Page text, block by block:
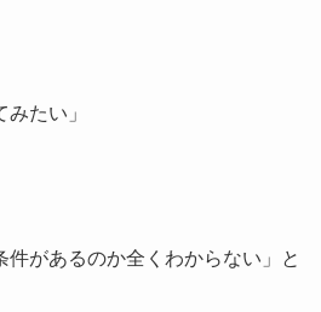
たい」
があるのか全くわからない」と